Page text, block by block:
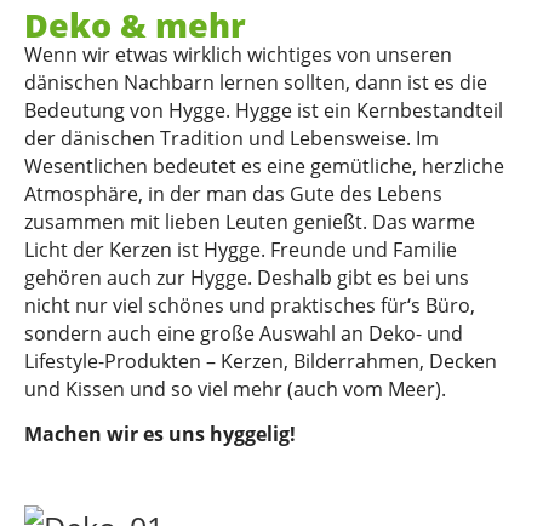
Deko & mehr
Wenn wir etwas wirklich wichtiges von unseren
dänischen Nachbarn lernen sollten, dann ist es die
Bedeutung von Hygge. Hygge ist ein Kernbestandteil
der dänischen Tradition und Lebensweise. Im
Wesentlichen bedeutet es eine gemütliche, herzliche
Atmosphäre, in der man das Gute des Lebens
zusammen mit lieben Leuten genießt. Das warme
Licht der Kerzen ist Hygge. Freunde und Familie
gehören auch zur Hygge. Deshalb gibt es bei uns
nicht nur viel schönes und praktisches für‘s Büro,
sondern auch eine große Auswahl an Deko- und
Lifestyle-Produkten – Kerzen, Bilderrahmen, Decken
und Kissen und so viel mehr (auch vom Meer).
Machen wir es uns hyggelig!